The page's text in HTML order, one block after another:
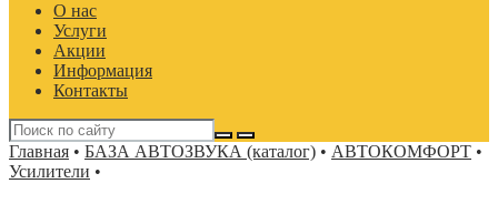
О нас
Услуги
Акции
Информация
Контакты
Главная • БАЗА АВТОЗВУКА (каталог) • АВТОКОМФОРТ •
Усилители •